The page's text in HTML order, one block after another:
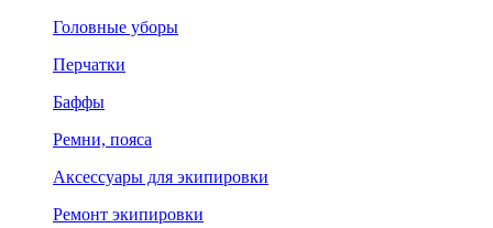
Головные уборы
Перчатки
Баффы
Ремни, пояса
Аксессуары для экипировки
Ремонт экипировки